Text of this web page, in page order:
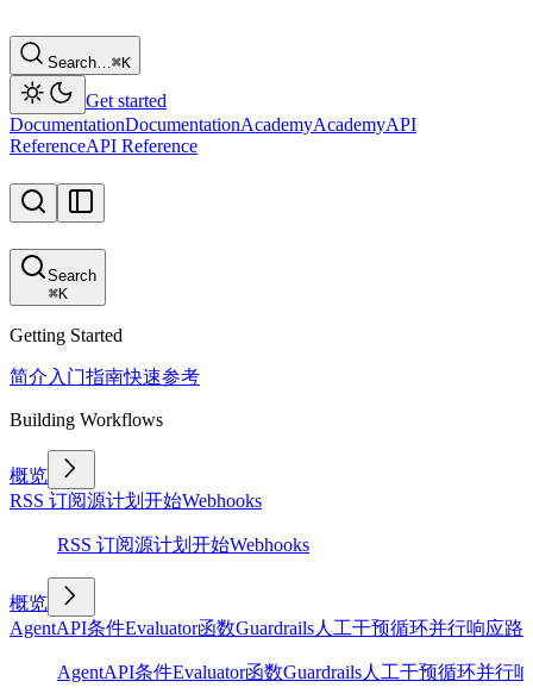
Search…⌘K
Get started
DocumentationDocumentationAcademyAcademyAPI
ReferenceAPI Reference
Search
⌘K
Getting Started
简介 入门指南快速参考
Building Workflows
概览
RSS 订阅源计划 开始Webhooks
RSS 订阅源计划 开始Webhooks
概览
AgentAPI条件Evaluator函数Guardrails人工干预循环并行响应路
AgentAPI条件Evaluator函数Guardrails人工干预循环并行